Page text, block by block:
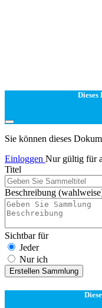
Dieses
Sie können dieses
Einloggen Nur gültig für
Titel
Beschreibung
Sichtbar für
Jeder
Nur ich
Erstellen Sammlung